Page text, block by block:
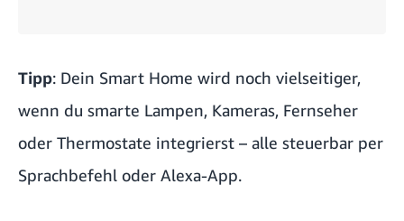
Tipp: Dein Smart Home wird noch vielseitiger,
wenn du smarte Lampen, Kameras, Fernseher
oder Thermostate integrierst – alle steuerbar per
Sprachbefehl oder Alexa-App.